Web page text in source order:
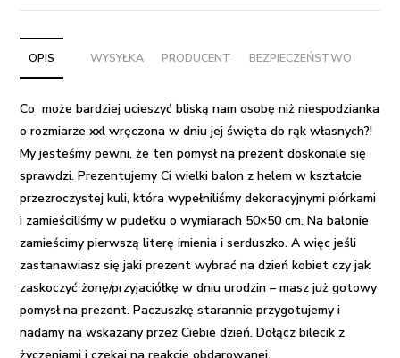
z
helem
w
pudełku
napisem
dla
OPIS WYSYŁKA PRODUCENT BEZPIECZEŃSTWO
Co może bardziej ucieszyć bliską nam osobę niżniespodzianka
o rozmiarze xxl wręczona w dniu jej święta do rąk własnych?!
My jesteśmy pewni, że tenpomysł na prezent doskonale się
sprawdzi. Prezentujemy Ciwielki balon z helem w kształcie
przezroczystej kuli, która wypełniliśmy dekoracyjnymi piórkami
i zamieściliśmy w pudełku o wymiarach 50×50 cm. Na balonie
zamieścimy pierwszą literę imienia i serduszko. A więc jeśli
zastanawiasz sięjaki prezent wybrać na dzień kobiet czy jak
zaskoczyć żonę/przyjaciółkę w dniu urodzin – masz już gotowy
pomysł na prezent. Paczuszkę starannie przygotujemy i
nadamy na wskazany przez Ciebie dzień. Dołącz bilecik z